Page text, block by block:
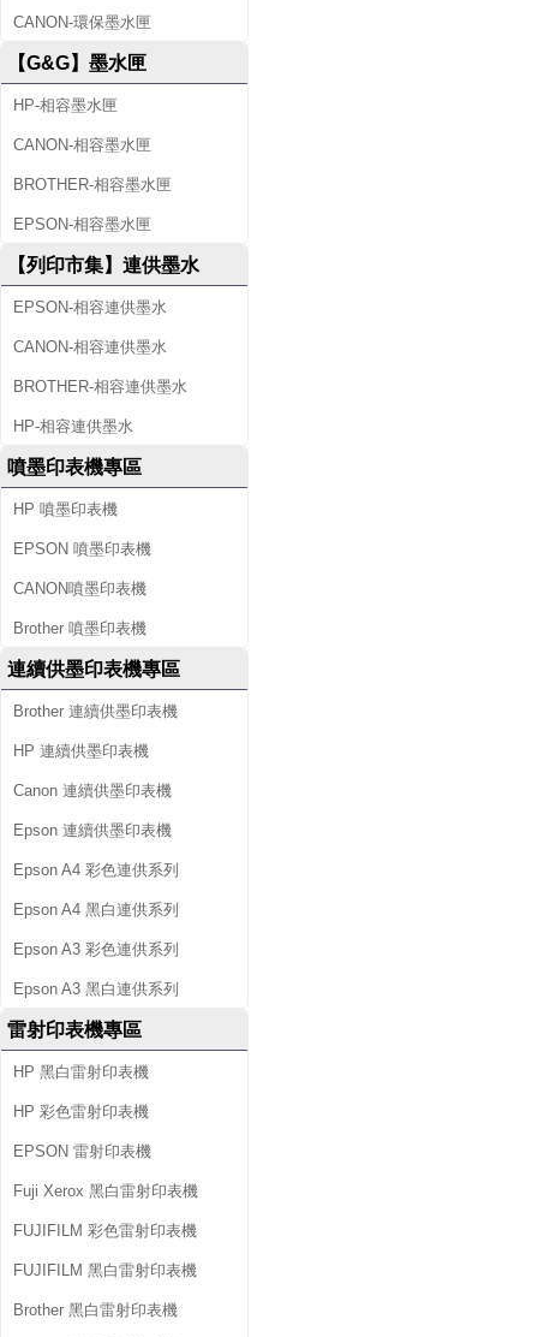
CANON-環保墨水匣
【G&G】墨水匣
HP-相容墨水匣
CANON-相容墨水匣
BROTHER-相容墨水匣
EPSON-相容墨水匣
【列印市集】連供墨水
EPSON-相容連供墨水
CANON-相容連供墨水
BROTHER-相容連供墨水
HP-相容連供墨水
噴墨印表機專區
HP 噴墨印表機
EPSON 噴墨印表機
CANON噴墨印表機
Brother 噴墨印表機
連續供墨印表機專區
Brother 連續供墨印表機
HP 連續供墨印表機
Canon 連續供墨印表機
Epson 連續供墨印表機
Epson A4 彩色連供系列
Epson A4 黑白連供系列
Epson A3 彩色連供系列
Epson A3 黑白連供系列
雷射印表機專區
HP 黑白雷射印表機
HP 彩色雷射印表機
EPSON 雷射印表機
Fuji Xerox 黑白雷射印表機
FUJIFILM 彩色雷射印表機
FUJIFILM 黑白雷射印表機
Brother 黑白雷射印表機